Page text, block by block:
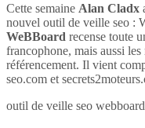
Cette semaine Alan Cladx
nouvel outil de veille seo :
WeBBoard recense toute
francophone, mais aussi
référencement. Il vient
seo.com et
outil de veille seo webboard